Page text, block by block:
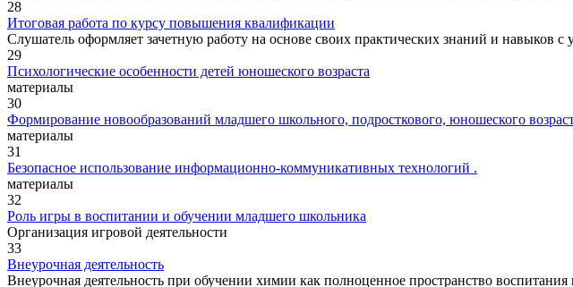
28
Итоговая работа по курсу повышения квалификации
Слушатель оформляет зачетную работу на основе своих практических знаний и навыков
29
Психологические особенности детей юношеского возраста
материалы
30
Формирование новообразований младшего школьного, подросткового, юношеского
материалы
31
Безопасное использование информационно-коммуникативных технологий .
материалы
32
Роль игры в воспитании и обучении младшего школьника
Организация игровой деятельности
33
Внеурочная деятельность
Внеурочная деятельность при обучении химии как полноценное пространство